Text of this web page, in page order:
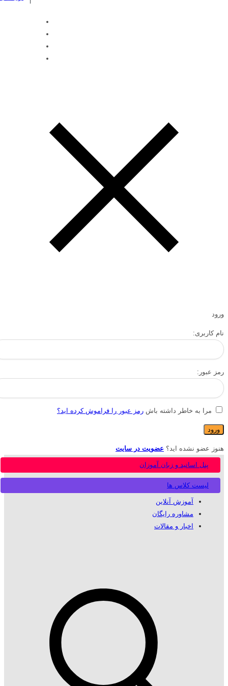
ورود
نام کاربری:
رمز عبور:
مرا به خاطر داشته باش رمز عبور را فراموش کرده اید؟
هنوز عضو نشده اید؟ عضویت در سایت
لیست کلاس ها
پنل اساتید و زبان آموزان
آموزش آنلاین
مشاوره رایگان
اخبار و مقالات